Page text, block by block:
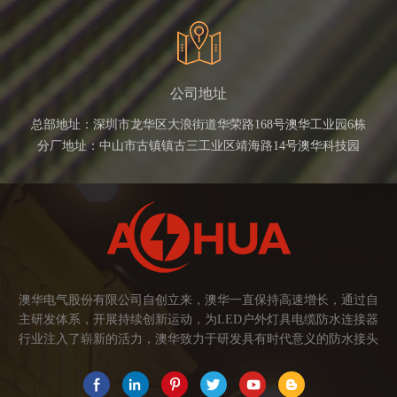
公司地址
总部地址：深圳市龙华区大浪街道华荣路168号澳华工业园6栋
分厂地址：中山市古镇镇古三工业区靖海路14号澳华科技园
澳华电气股份有限公司自创立来，澳华一直保持高速增长，通过自
主研发体系，开展持续创新运动，为LED户外灯具电缆防水连接器
行业注入了崭新的活力，澳华致力于研发具有时代意义的防水接头
物生长灯、高铁动车、养殖畜牧、水族设备、发热瓷砖、船舶、油